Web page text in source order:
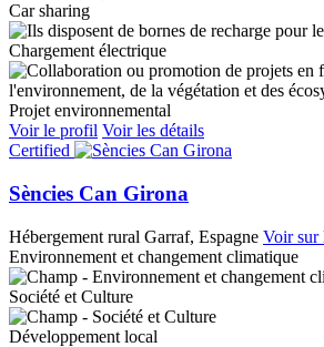
Car sharing
Chargement électrique
Projet environnemental
Voir le profil Voir les détails
Certified
Sències Can Girona
Hébergement rural Garraf, Espagne Voir sur
Environnement et changement climatique
Société et Culture
Développement local